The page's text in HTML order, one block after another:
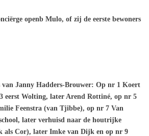
openb Mulo, of zij de eerste bewoners
Janny Hadders-Brouwer:Op nr 1 Koert
eerst Wolting, later Arend Rottiné, op nr 5
Feenstra (van Tjibbe), op nr 7 Van
later verhuisd naar de houtrijke
als Cor), later Imke van Dijk en op nr 9